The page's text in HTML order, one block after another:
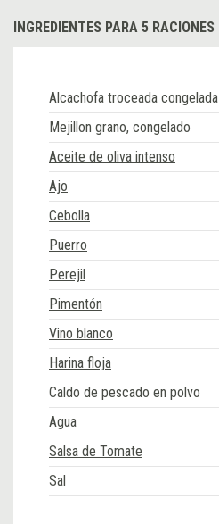
INGREDIENTES PARA 5 RACIONES
Alcachofa troceada congelada
Mejillon grano, congelado
Aceite de oliva intenso
Ajo
Cebolla
Puerro
Perejil
Pimentón
Vino blanco
Harina floja
Caldo de pescado en polvo
Agua
Salsa de Tomate
Sal